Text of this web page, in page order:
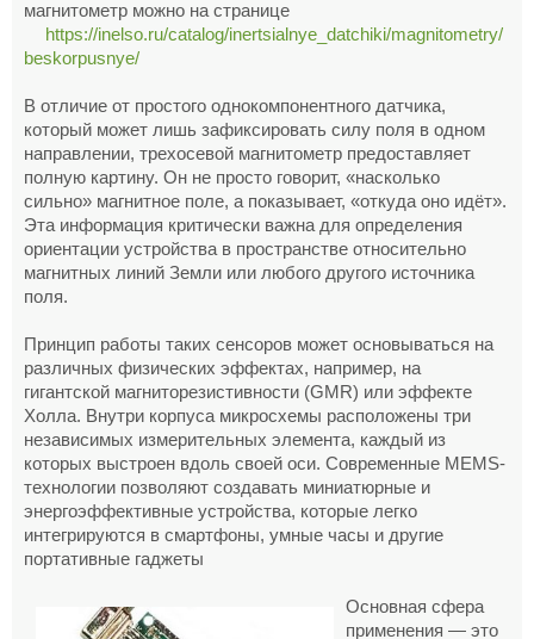
магнитометр можно на странице
https://inelso.ru/catalog/inertsialnye_datchiki/magnitometry/
beskorpusnye/
В отличие от простого однокомпонентного датчика,
который может лишь зафиксировать силу поля в одном
направлении, трехосевой магнитометр предоставляет
полную картину. Он не просто говорит, «насколько
сильно» магнитное поле, а показывает, «откуда оно идёт».
Эта информация критически важна для определения
ориентации устройства в пространстве относительно
магнитных линий Земли или любого другого источника
поля.
Принцип работы таких сенсоров может основываться на
различных физических эффектах, например, на
гигантской магниторезистивности (GMR) или эффекте
Холла. Внутри корпуса микросхемы расположены три
независимых измерительных элемента, каждый из
которых выстроен вдоль своей оси. Современные MEMS-
технологии позволяют создавать миниатюрные и
энергоэффективные устройства, которые легко
интегрируются в смартфоны, умные часы и другие
портативные гаджеты
Основная сфера
применения — это